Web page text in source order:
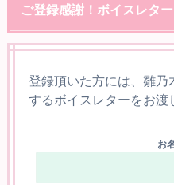
ご登録感謝！ボイスレタ
登録頂いた方には、雛乃
するボイスレターをお
お